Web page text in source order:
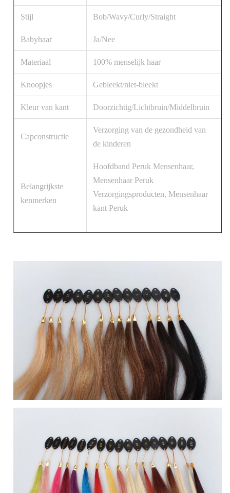
Stijl Bob/Wavy/Curly/Straight
Babyhaar Ja/Nee
Materiaal 100% menselijk haar
Knoopjes Gebleekt/niet-bleekt
Kleur van kant Doorzichtig/Lichtbruin/Middelbruin
Capconstructie
Verzorging van de gezondheid van
de kinderen
Belangrijkste
kenmerken
Hoofdband Peruk Mensenhaar,
Mensenhaar Peruk
Verzorgingsproducten, Mensenhaar
kant Peruk